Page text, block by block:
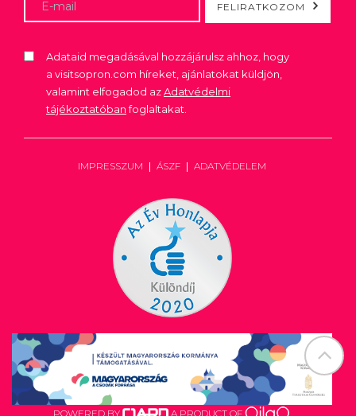
FELIRATKOZOM
Adataid megadásával hozzájárulsz ahhoz, hogy
a visitsopron.com híreket, ajánlatokat küldjön,
valamint elfogadod azAdatvédelmi
tájékoztatóbanfoglaltakat.
IMPRESSZUM ÁSZF ADATVÉDELEM
POWERED BY A PRODUCT OF